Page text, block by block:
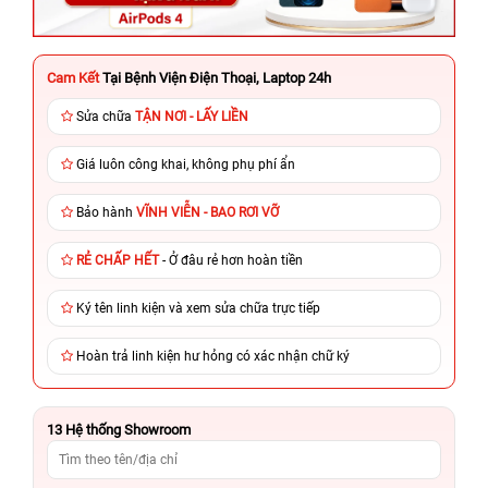
Cam Kết Tại Bệnh Viện Điện Thoại, Laptop 24h
Sửa chữa TẬN NƠI - LẤY LIỀN
Giá luôn công khai, không phụ phí ẩn
Bảo hành VĨNH VIỄN - BAO RƠI VỠ
RẺ CHẤP HẾT- Ở đâu rẻ hơn hoàn tiền
Ký tên linh kiện và xem sửa chữa trực tiếp
Hoàn trả linh kiện hư hỏng có xác nhận chữ ký
13 Hệ thống Showroom